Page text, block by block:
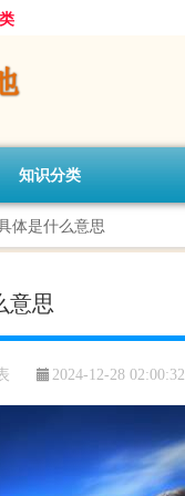
知识分类
体是什么意思
意思
2024-12-28 02:00:32